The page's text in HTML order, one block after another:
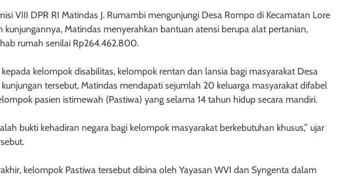
VIII DPR RI Matindas J. Rumambi mengunjungi Desa Rompo di Kecamatan Lore
kunjungannya, Matindas menyerahkan bantuan atensi berupa alat pertanian,
rumah senilai Rp264.462.800.
kelompok disabilitas, kelompok rentan dan lansia bagi masyarakat Desa
tersebut, Matindas mendapati sejumlah 20 keluarga masyarakat difabel
pasien istimewah (Pastiwa) yang selama 14 tahun hidup secara mandiri.
bukti kehadiran negara bagi kelompok masyarakat berkebutuhan khusus,” ujar
kelompok Pastiwa tersebut dibina oleh Yayasan WVI dan Syngenta dalam